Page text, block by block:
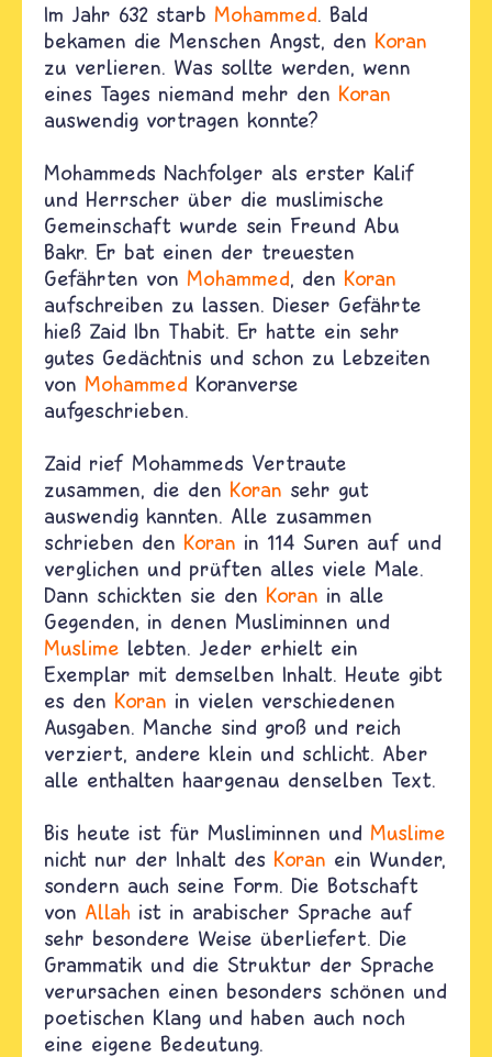
Im Jahr 632 starb Mohammed. Bald
bekamen die Menschen Angst, den Koran
zu verlieren. Was sollte werden, wenn
eines Tages niemand mehr den Koran
auswendig vortragen konnte?
Mohammeds Nachfolger als erster Kalif
und Herrscher über die muslimische
Gemeinschaft wurde sein Freund Abu
Bakr. Er bat einen der treuesten
Gefährten von Mohammed, den Koran
aufschreiben zu lassen. Dieser Gefährte
hieß Zaid Ibn Thabit. Er hatte ein sehr
gutes Gedächtnis und schon zu Lebzeiten
von Mohammed Koranverse
aufgeschrieben.
Zaid rief Mohammeds Vertraute
zusammen, die den Koran sehr gut
auswendig kannten. Alle zusammen
schrieben den Koran in 114 Suren auf und
verglichen und prüften alles viele Male.
Dann schickten sie den Koran in alle
Gegenden, in denen Musliminnen und
Muslime lebten. Jeder erhielt ein
Exemplar mit demselben Inhalt. Heute gibt
es den Koran in vielen verschiedenen
Ausgaben. Manche sind groß und reich
verziert, andere klein und schlicht. Aber
alle enthalten haargenau denselben Text.
Bis heute ist für Musliminnen und Muslime
nicht nur der Inhalt des Koran ein Wunder,
sondern auch seine Form. Die Botschaft
von Allah ist in arabischer Sprache auf
sehr besondere Weise überliefert. Die
Grammatik und die Struktur der Sprache
verursachen einen besonders schönen und
poetischen Klang und haben auch noch
eine eigene Bedeutung.